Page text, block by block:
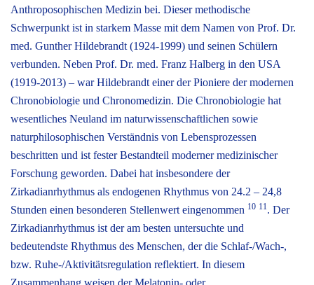
Anthroposophischen Medizin bei. Dieser methodische
Schwerpunkt ist in starkem Masse mit dem Namen von Prof. Dr.
med. Gunther Hildebrandt (1924-1999) und seinen Schülern
verbunden. Neben Prof. Dr. med. Franz Halberg in den USA
(1919-2013) – war Hildebrandt einer der Pioniere der modernen
Chronobiologie und Chronomedizin. Die Chronobiologie hat
wesentliches Neuland im naturwissenschaftlichen sowie
naturphilosophischen Verständnis von Lebensprozessen
beschritten und ist fester Bestandteil moderner medizinischer
Forschung geworden. Dabei hat insbesondere der
Zirkadianrhythmus als endogenen Rhythmus von 24.2 – 24,8
Stunden einen besonderen Stellenwert eingenommen 10 11 . Der
Zirkadianrhythmus ist der am besten untersuchte und
bedeutendste Rhythmus des Menschen, der die Schlaf-/Wach-,
bzw. Ruhe-/Aktivitätsregulation reflektiert. In diesem
Zusammenhang weisen der Melatonin- oder